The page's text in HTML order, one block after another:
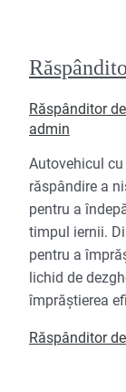
Răspânditor
admin
Autovehicul
răspândire a
pentru a
timpul iernii.
pentru a
lichid de
împrăștierea
Răspânditor